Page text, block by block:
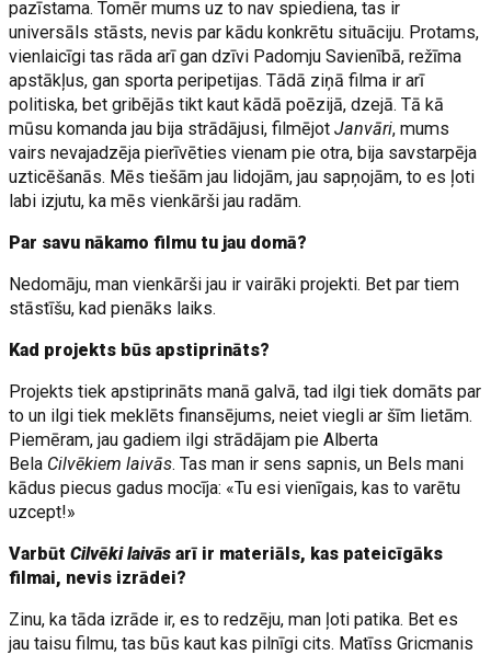
pazīstama. Tomēr mums uz to nav spiediena, tas ir
universāls stāsts, nevis par kādu konkrētu situāciju. Protams,
vienlaicīgi tas rāda arī gan dzīvi Padomju Savienībā, režīma
apstākļus, gan sporta peripetijas. Tādā ziņā filma ir arī
politiska, bet gribējās tikt kaut kādā poēzijā, dzejā. Tā kā
mūsu komanda jau bija strādājusi, filmējotJanvāri, mums
vairs nevajadzēja pierīvēties vienam pie otra, bija savstarpēja
uzticēšanās. Mēs tiešām jau lidojām, jau sapņojām, to es ļoti
labi izjutu, ka mēs vienkārši jau radām.
Par savu nākamo filmu tu jau domā?
Nedomāju, man vienkārši jau ir vairāki projekti. Bet par tiem
stāstīšu, kad pienāks laiks.
Kad projekts būs apstiprināts?
Projekts tiek apstiprināts manā galvā, tad ilgi tiek domāts par
to un ilgi tiek meklēts finansējums, neiet viegli ar šīm lietām.
Piemēram, jau gadiem ilgi strādājam pie Alberta
Bela Cilvēkiem laivās. Tas man ir sens sapnis, un Bels mani
kādus piecus gadus mocīja: «Tu esi vienīgais, kas to varētu
uzcept!»
VarbūtCilvēki laivāsarī ir materiāls, kas pateicīgāks
filmai, nevis izrādei?
Zinu, ka tāda izrāde ir, es to redzēju, man ļoti patika. Bet es
jau taisu filmu, tas būs kaut kas pilnīgi cits. Matīss Gricmanis